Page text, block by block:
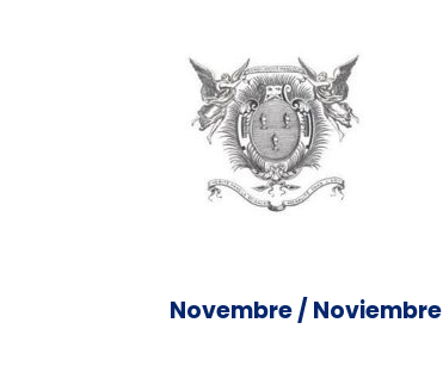
Novembre / Noviembre